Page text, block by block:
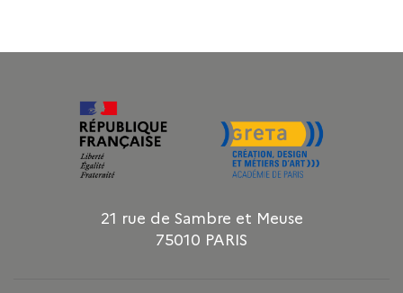
21 rue de Sambre et Meuse
75010 PARIS